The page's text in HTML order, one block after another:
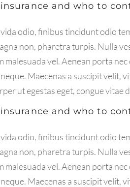
and who to
odio, finibus tincidunt odio
non, pharetra turpis. Nulla
malesuada vel. Aenean porta
Maecenas a suscipit velit,
ut egestas eget, congue vitae
and who to
odio, finibus tincidunt odio
non, pharetra turpis. Nulla
malesuada vel. Aenean porta
Maecenas a suscipit velit,